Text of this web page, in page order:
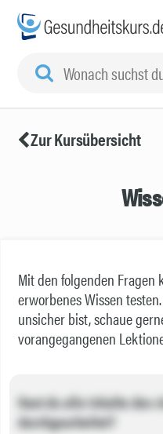
Zur Kursübersicht
Mit den folgenden Fragen
erworbenes Wissen
unsicher bist, schaue
vorangegangenen
Hast du alle Inhalte des
durchgearbeitet?